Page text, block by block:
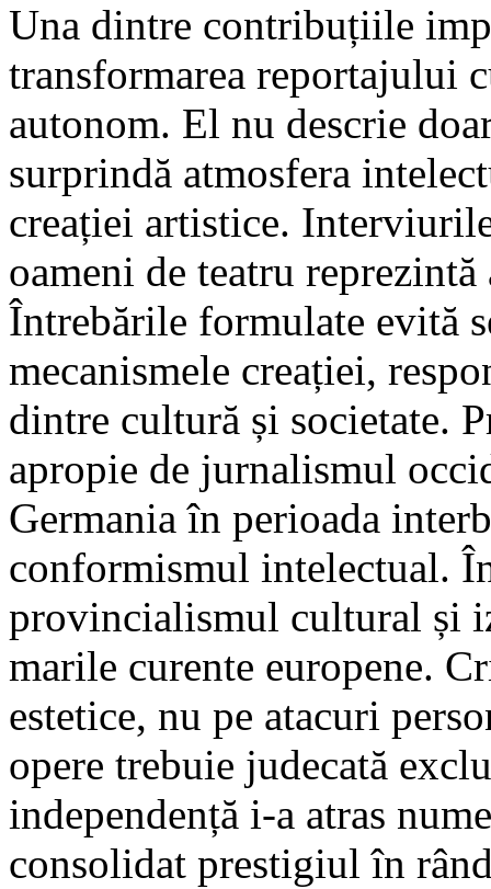
Una dintre contribuțiile
transformarea reportajului
autonom. El nu descrie
surprindă atmosfera
creației artistice.
oameni de teatru
Întrebările formulate evită
mecanismele creației,
dintre cultură și societate.
apropie de jurnalismul
Germania în perioada
conformismul intelectual.
provincialismul cultural și
marile curente europene.
estetice, nu pe atacuri
opere trebuie judecată
independență i-a atras
consolidat prestigiul în